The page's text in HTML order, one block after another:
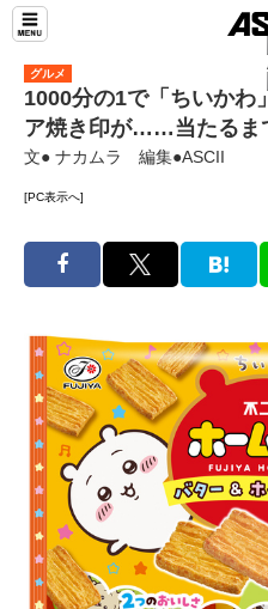
グルメ
1000分の1で「ちいかわ
ア焼き印が……当たるま
文● ナカムラ 編集●ASCII
[PC表示へ]